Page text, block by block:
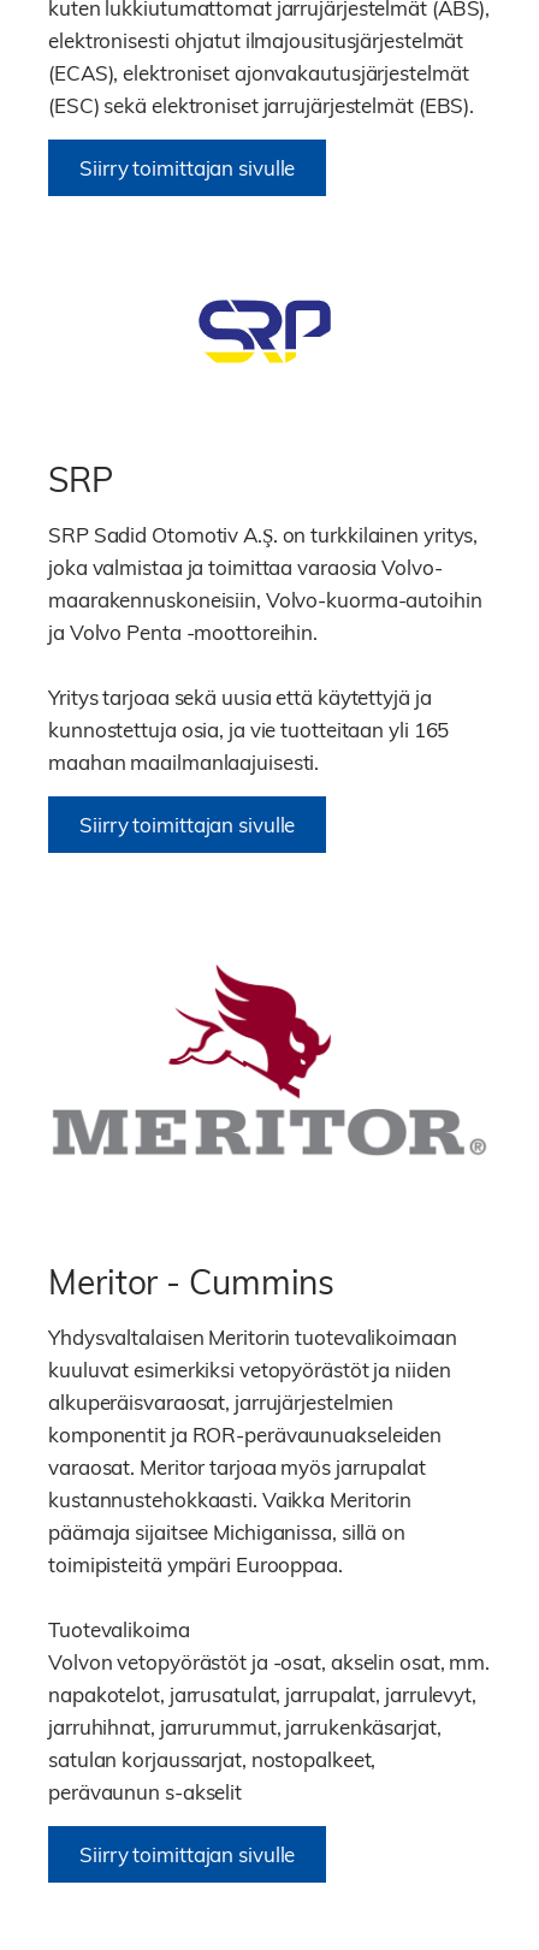
kuten lukkiutumattomat jarrujärjestelmät (ABS),
elektronisesti ohjatut ilmajousitusjärjestelmät
(ECAS), elektroniset ajonvakautusjärjestelmät
(ESC) sekä elektroniset jarrujärjestelmät (EBS).
Siirry toimittajan sivulle
SRP
SRP Sadid Otomotiv A.Ş. on turkkilainen yritys,
joka valmistaa ja toimittaa varaosia Volvo-
maarakennuskoneisiin, Volvo-kuorma-autoihin
ja Volvo Penta -moottoreihin.
Yritys tarjoaa sekä uusia että käytettyjä ja
kunnostettuja osia, ja vie tuotteitaan yli 165
maahan maailmanlaajuisesti.
Siirry toimittajan sivulle
Meritor - Cummins
Yhdysvaltalaisen Meritorin tuotevalikoimaan
kuuluvat esimerkiksi vetopyörästöt ja niiden
alkuperäisvaraosat, jarrujärjestelmien
komponentit ja ROR-perävaunuakseleiden
varaosat. Meritor tarjoaa myös jarrupalat
kustannustehokkaasti. Vaikka Meritorin
päämaja sijaitsee Michiganissa, sillä on
toimipisteitä ympäri Eurooppaa.
Tuotevalikoima
Volvon vetopyörästöt ja -osat, akselin osat, mm.
napakotelot, jarrusatulat, jarrupalat, jarrulevyt,
jarruhihnat, jarrurummut, jarrukenkäsarjat,
satulan korjaussarjat, nostopalkeet,
perävaunun s-akselit
Siirry toimittajan sivulle